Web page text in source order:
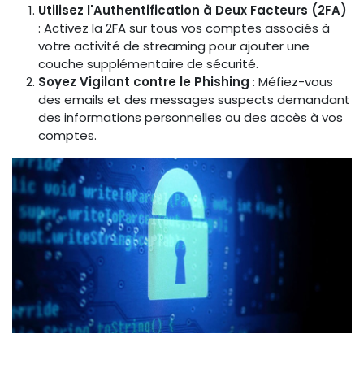
Utilisez l'Authentification à Deux Facteurs (2FA)
: Activez la 2FA sur tous vos comptes associés à
votre activité de streaming pour ajouter une
couche supplémentaire de sécurité.
Soyez Vigilant contre le Phishing : Méfiez-vous
des emails et des messages suspects demandant
des informations personnelles ou des accès à vos
comptes.